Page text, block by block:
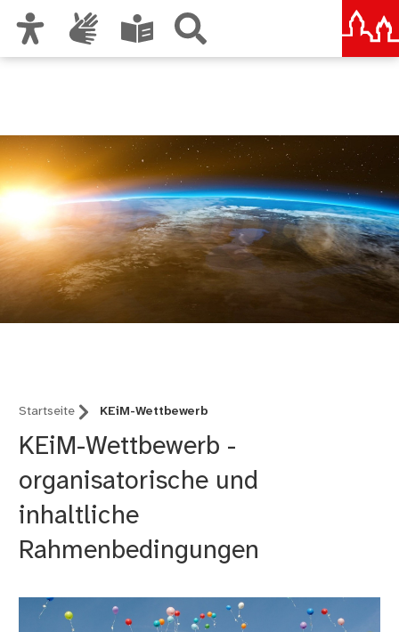
Startseite KEiM-Wettbewerb
KEiM-Wettbewerb -
organisatorische und
inhaltliche
Rahmenbedingungen